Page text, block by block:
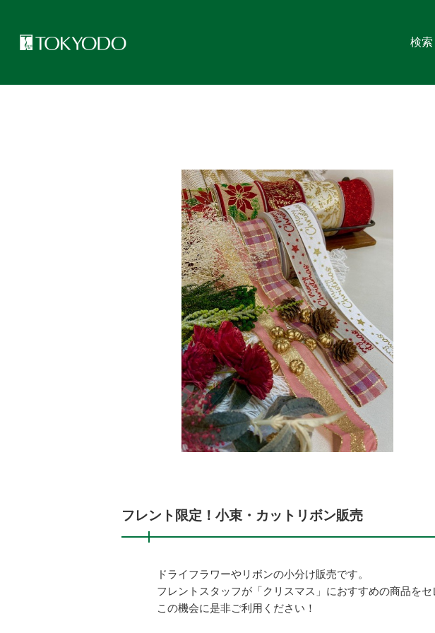
検索
フレント限定！小束・カットリボン販売
ドライフラワーやリボンの小分け販売です。
フレントスタッフが「クリスマス」におすすめの商品をセ
この機会に是非ご利用ください！